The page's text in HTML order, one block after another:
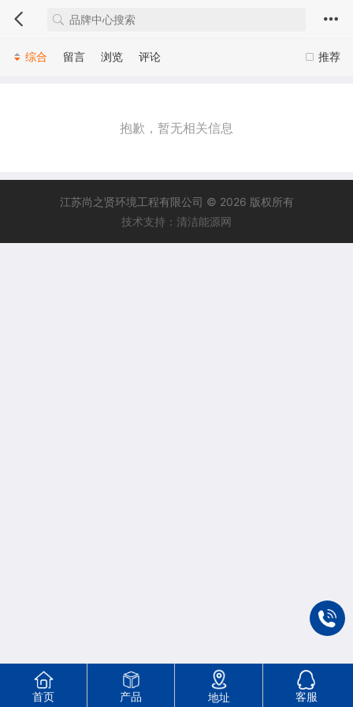
推荐
综合 留言 浏览 评论
抱歉，暂无相关信息
江苏尚之贤环境工程有限公司 © 2026 版权所有
技术支持：清洁能源网
首页 产品 地址 客服